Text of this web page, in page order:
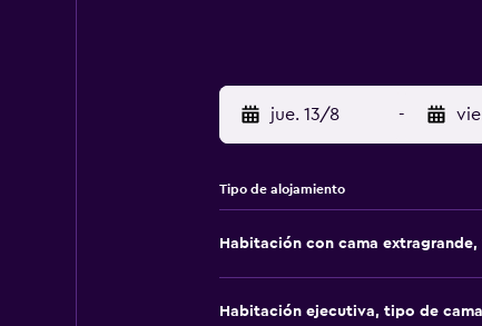
jue. 13/8 -
Tipo de alojamiento
Habitación con cama extragrande,
Habitación ejecutiva, tipo de